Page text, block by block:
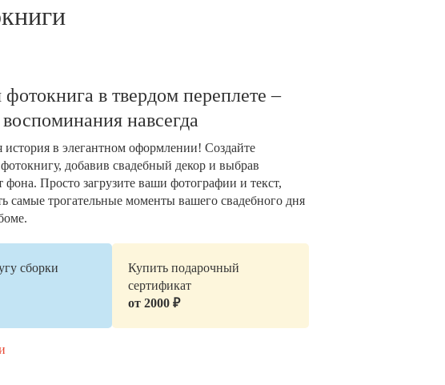
фотокнига в твердом переплете –
навсегда
история в элегантном оформлении! Создайте
добавив свадебный декор и выбрав
фона. Просто загрузите ваши фотографии и текст,
самые трогательные моменты вашего свадебного дня
сборки
Купить подарочный
сертификат
от 2000 ₽